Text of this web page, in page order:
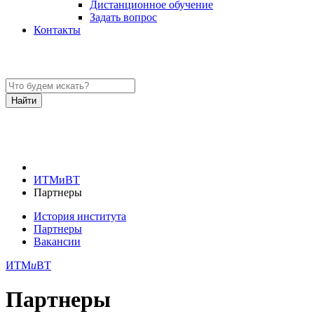
Дистанционное обучение
Задать вопрос
Контакты
ИТМиВТ
Партнеры
История института
Партнеры
Вакансии
ИТМиВТ
Партнеры